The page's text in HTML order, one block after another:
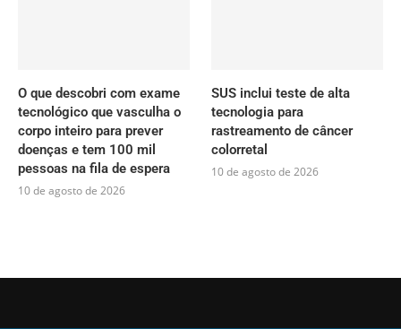
O que descobri com exame
tecnológico que vasculha o
corpo inteiro para prever
doenças e tem 100 mil
pessoas na fila de espera
10 de agosto de 2026
SUS inclui teste de alta
tecnologia para
rastreamento de câncer
colorretal
10 de agosto de 2026